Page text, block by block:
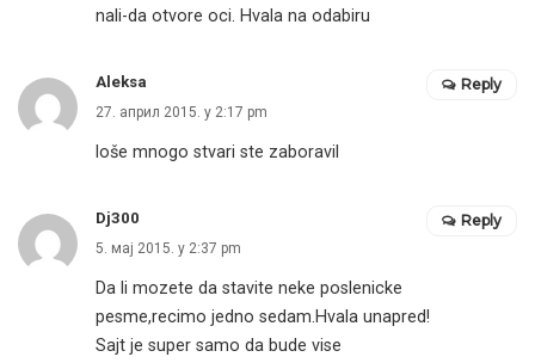
nali-da otvore oci. Hvala na odabiru
Aleksa
27. април 2015. у 2:17 pm
loše mnogo stvari ste zaboravil
Reply
Dj300
5. мај 2015. у 2:37 pm
Da li mozete da stavite neke poslenicke
pesme,recimo jedno sedam.Hvala unapred!
Sajt je super samo da bude vise
Reply